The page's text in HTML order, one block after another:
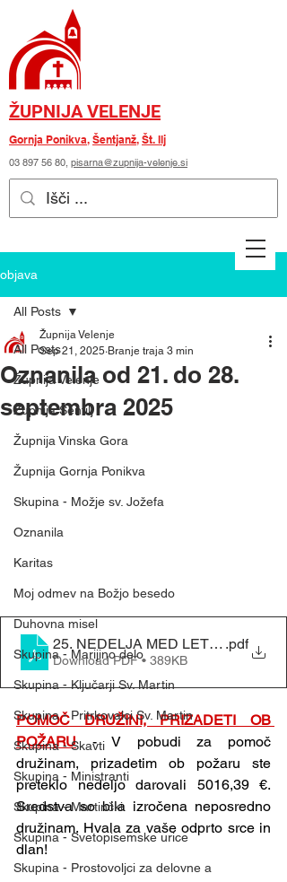
ŽUPNIJA VELENJE
Gornja Ponikva, Šentjanž, Št. Ilj
03 897 56 80, pisarna@zupnija-velenje.si
objava
All Posts
Župnija Velenje
Župnija Šentilj
Župnija Vinska Gora
Župnija Gornja Ponikva
Skupina - Možje sv. Jožefa
Oznanila
Karitas
Moj odmev na Božjo besedo
Duhovna misel
Skupina - Marijino delo
Skupina - Ključarji Sv. Martin
Skupina - Pritrkovalci Sv. Martin
Skupina - Skavti
Skupina - Ministranti
Skupina - Martinčki
Skupina - Svetopisemske urice
Skupina - Prostovoljci za delovne a
All Posts
Oznanila od 21. do 28.
septembra 2025
Župnija Velenje
Sep 21, 2025 Branje traja 3 min
25. NEDELJA MED LETOM - (21. 9.
.pdf
Download PDF • 389KB
POMOČ DRUŽINI, PRIZADETI OB
POŽARU - V pobudi za pomoč
družinam, prizadetim ob požaru ste
preteklo nedeljo darovali 5016,39 €.
Sredstva so bila izročena neposredno
družinam. Hvala za vaše odprto srce in
dlan!